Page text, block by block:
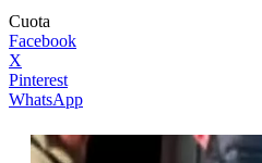
Cuota
Facebook
X
Pinterest
WhatsApp